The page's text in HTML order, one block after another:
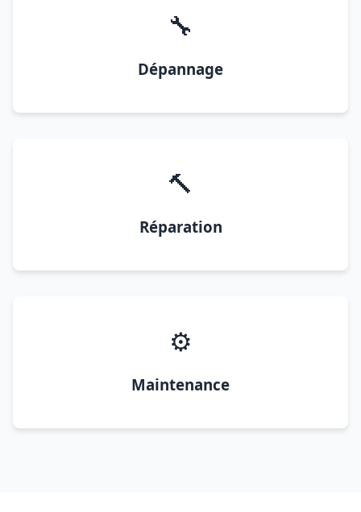
🔧
Dépannage
🔨
Réparation
⚙️
Maintenance